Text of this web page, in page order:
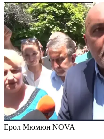
Ерол Мюмюн NOVA